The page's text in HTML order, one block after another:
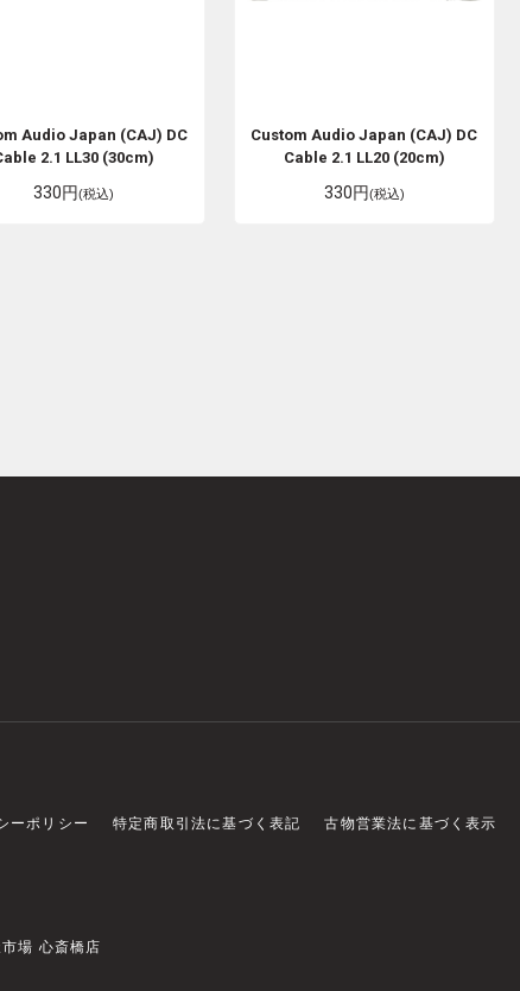
Audio Japan (CAJ) DC
2.1 LL30 (30cm)
330円(税込)
Custom Audio Japan (CAJ) DC
Cable 2.1 LL20 (20cm)
330円(税込)
ーポリシー 特定商取引法に基づく表記 古物営業法に基づく表示
場 心斎橋店